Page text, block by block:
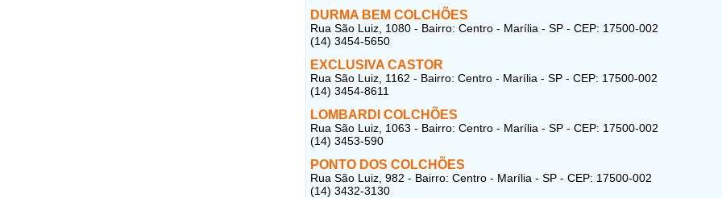
DURMA BEM COLCHÕES
Rua São Luiz, 1080 - Bairro: Centro - Marília - SP - CEP: 17500-002
(14) 3454-5650
EXCLUSIVA CASTOR
Rua São Luiz, 1162 - Bairro: Centro - Marília - SP - CEP: 17500-002
(14) 3454-8611
LOMBARDI COLCHÕES
Rua São Luiz, 1063 - Bairro: Centro - Marília - SP - CEP: 17500-002
(14) 3453-590
PONTO DOS COLCHÕES
Rua São Luiz, 982 - Bairro: Centro - Marília - SP - CEP: 17500-002
(14) 3432-3130